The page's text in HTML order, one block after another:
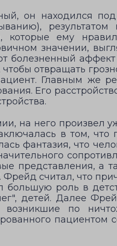
он находился
результатом
которые ему
значении,
болезненный
отвращать
Главным же
Его
на него произвел
в том, что
фантазия, что
представления, а
считал, что
роль в
детей. Далее
по
пациентом